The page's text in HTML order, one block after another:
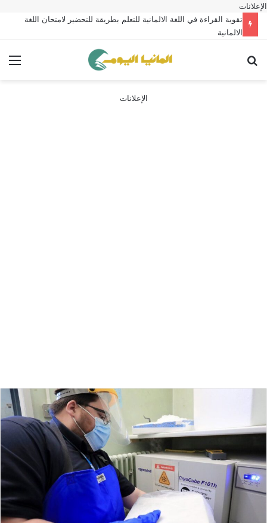
الإعلانات
تقوية القراءة في اللغة الالمانية للتعلم بطريقة للتحضير لامتحان اللغة
الالمانية
الإعلانات